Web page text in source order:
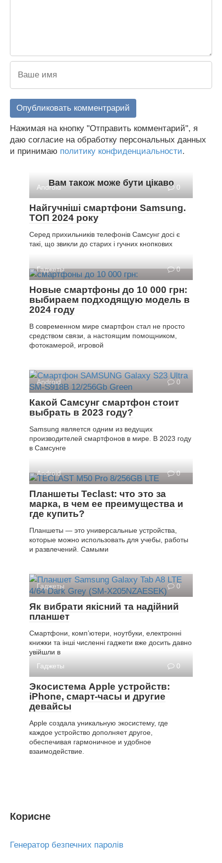
Нажимая на кнопку "Отправить комментарий", я
даю согласие на обработку персональных данных
и принимаю политику конфиденциальности.
Вам також може бути цікаво
Android 0
Найгучніші смартфони Samsung.
ТОП 2024 року
Серед прихильників телефонів Самсунг досі є
такі, що звикли до старих і гучних кнопкових
Гаджеты 0
Новые смартфоны до 10 000 грн:
выбираем подходящую модель в
2024 году
В современном мире смартфон стал не просто
средством связи, а настоящим помощником,
фотокамерой, игровой
Android 0
Какой Самсунг смартфон стоит
выбрать в 2023 году?
Samsung является одним из ведущих
производителей смартфонов в мире. В 2023 году
в Самсунге
Android 0
Планшеты Teclast: что это за
марка, в чем ее преимущества и
где купить?
Планшеты — это универсальные устройства,
которые можно использовать для учебы, работы
и развлечений. Самыми
Гаджеты 0
Як вибрати якісний та надійний
планшет
Смартфони, комп’ютери, ноутбуки, електронні
книжки та інші численні гаджети вже досить давно
увійшли в
Гаджеты
0
Экосистема Apple устройств:
iPhone, смарт-часы и другие
девайсы
Apple создала уникальную экосистему, где
каждое устройство дополняет другое,
обеспечивая гармоничное и удобное
взаимодействие.
Корисне
Генератор безпечних паролів